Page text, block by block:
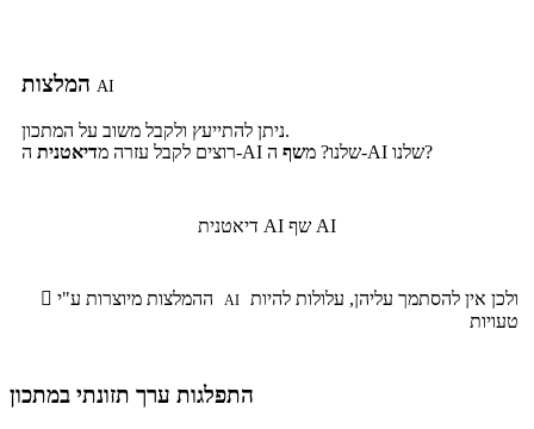
AI
ניתן להתייעץ ולקבל משוב על המתכון.
רוצים לקבל עזרה מדיאטנית ה-AI שלנו? משף ה-AI שלנו?
דיאטנית AI שף AI
 AI
טעויות
התפלגות ערך תזונתי במתכון